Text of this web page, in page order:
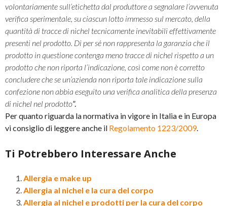
volontariamente sull’etichetta dal produttore a segnalare l’avvenuta
verifica sperimentale, su ciascun lotto immesso sul mercato, della
quantità di tracce di nichel tecnicamente inevitabili effettivamente
presenti nel prodotto. Di per sé non rappresenta la garanzia che il
prodotto in questione contenga meno tracce di nichel rispetto a un
prodotto che non riporta l’indicazione, così come non è corretto
concludere che se un’azienda non riporta tale indicazione sulla
confezione non abbia eseguito una verifica analitica della presenza
di nichel nel prodotto”.
Per quanto riguarda la normativa in vigore in Italia e in Europa
vi consiglio di leggere anche il Regolamento 1223/2009.
Ti Potrebbero Interessare Anche
Allergia e make up
Allergia al nichel e la cura del corpo
Allergia al nichel e prodotti per la cura del corpo